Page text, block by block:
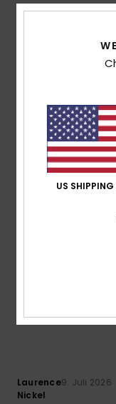
Toller Schnitt und
Ich empfehle
Laurence9. Juli 2026
Nickel
US SHIPPING